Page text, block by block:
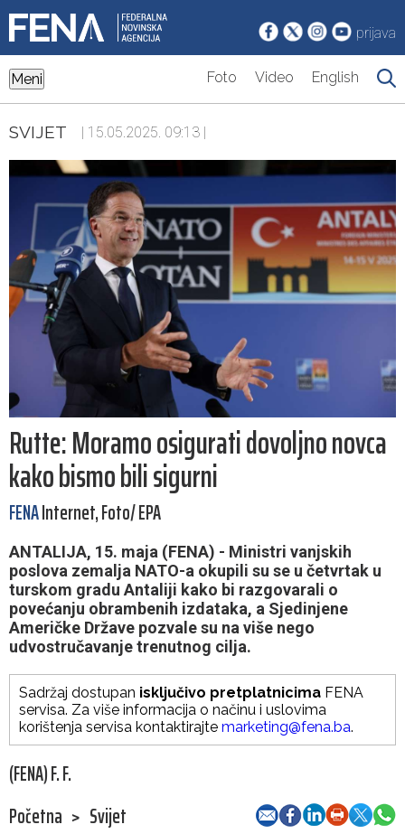
prijava
Meni Foto Video English
SVIJET | 15.05.2025. 09:13 |
Rutte: Moramo osigurati dovoljno novca
kako bismo bili sigurni
FENAInternet, Foto/ EPA
ANTALIJA, 15. maja (FENA) - Ministri vanjskih
poslova zemalja NATO-a okupili su se u četvrtak u
turskom gradu Antaliji kako bi razgovarali o
povećanju obrambenih izdataka, a Sjedinjene
Američke Države pozvale su na više nego
udvostručavanje trenutnog cilja.
Sadržaj dostupan isključivo pretplatnicima FENA
servisa. Za više informacija o načinu i uslovima
korištenja servisa kontaktirajte marketing@fena.ba.
(FENA) F. F.
Početna > Svijet